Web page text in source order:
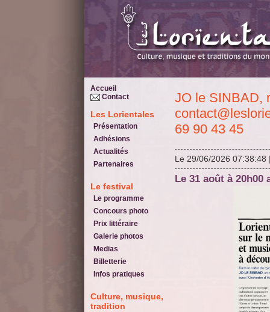
Accueil
Contact
Les Lorientales
Présentation
Adhésions
Actualités
Partenaires
Le festival
Le programme
Concours photo
Prix littéraire
Galerie photos
Medias
Billetterie
Infos pratiques
Culture, musique,
tradition
JO le SINBAD, réservation:
69 90 43 45
Le 29/06/2026 07:38:48
Le 31 août à